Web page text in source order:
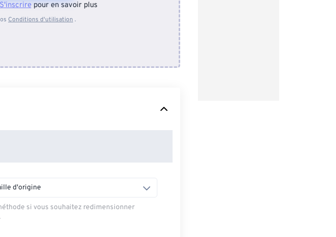
pour en savoir plus
Conditions d'utilisation .
d'origine
si vous souhaitez redimensionner